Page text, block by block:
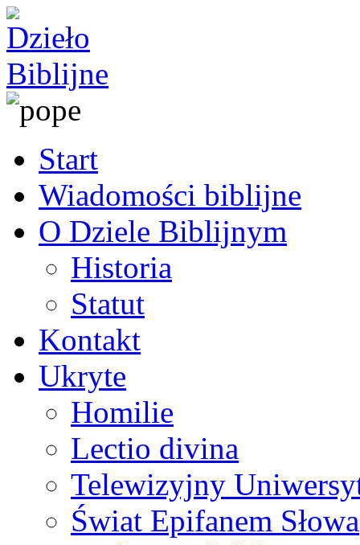
Start
Wiadomości biblijne
O Dziele Biblijnym
Historia
Statut
Kontakt
Ukryte
Homilie
Lectio divina
Telewizyjny
Świat Epifanem Słowa